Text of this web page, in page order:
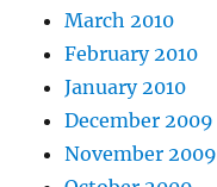
March 2010
February 2010
January 2010
December 2009
November 2009